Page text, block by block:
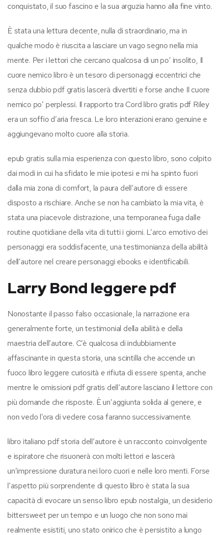
conquistato, il suo fascino e la sua arguzia hanno alla fine vinto.
È stata una lettura decente, nulla di straordinario, ma in
qualche modo è riuscita a lasciare un vago segno nella mia
mente. Per i lettori che cercano qualcosa di un po’ insolito, Il
cuore nemico libro è un tesoro di personaggi eccentrici che
senza dubbio pdf gratis lascerà divertiti e forse anche Il cuore
nemico po’ perplessi. Il rapporto tra Cord libro gratis pdf Riley
era un soffio d’aria fresca. Le loro interazioni erano genuine e
aggiungevano molto cuore alla storia.
epub gratis sulla mia esperienza con questo libro, sono colpito
dai modi in cui ha sfidato le mie ipotesi e mi ha spinto fuori
dalla mia zona di comfort, la paura dell’autore di essere
disposto a rischiare. Anche se non ha cambiato la mia vita, è
stata una piacevole distrazione, una temporanea fuga dalle
routine quotidiane della vita di tutti i giorni. L’arco emotivo dei
personaggi era soddisfacente, una testimonianza della abilità
dell’autore nel creare personaggi ebooks e identificabili.
Larry Bond leggere pdf
Nonostante il passo falso occasionale, la narrazione era
generalmente forte, un testimonial della abilità e della
maestria dell’autore. C’è qualcosa di indubbiamente
affascinante in questa storia, una scintilla che accende un
fuoco libro leggere curiosità e rifiuta di essere spenta, anche
mentre le omissioni pdf gratis dell’autore lasciano il lettore con
più domande che risposte. È un’aggiunta solida al genere, e
non vedo l’ora di vedere cosa faranno successivamente.
libro italiano pdf storia dell’autore è un racconto coinvolgente
e ispiratore che risuonerà con molti lettori e lascerà
un’impressione duratura nei loro cuori e nelle loro menti. Forse
l’aspetto più sorprendente di questo libro è stata la sua
capacità di evocare un senso libro epub nostalgia, un desiderio
bittersweet per un tempo e un luogo che non sono mai
realmente esistiti, uno stato onirico che è persistito a lungo